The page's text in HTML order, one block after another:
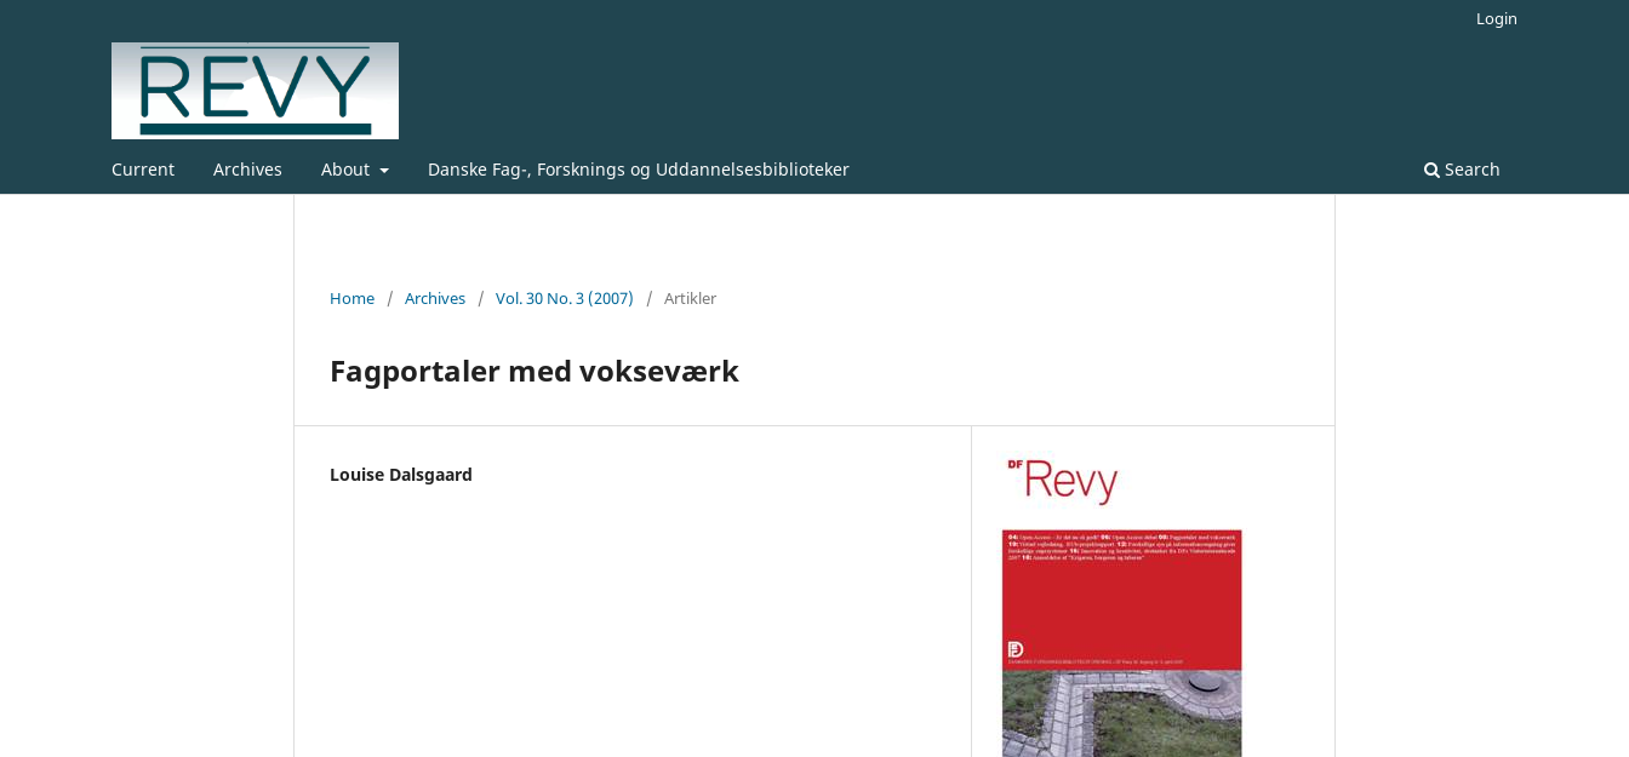
Current Archives About Danske Fag-, Forsknings og Uddannelsesbiblioteker Search
Login
Home / Archives / Vol. 30 No. 3 (2007) / Artikler
Fagportaler med vokseværk
Louise Dalsgaard